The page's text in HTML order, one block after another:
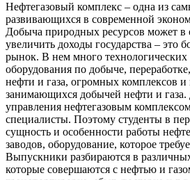
Нефтегазовый комплекс – одна из
развивающихся в современной
Добыча природных ресурсов может в
увеличить доходы государства – это
рынок. В нем много технологических
оборудования по добыче,
нефти и газа, огромных комплексов и
занимающихся добычей нефти и газа.
управления нефтегазовым
специалисты. Поэтому студенты в
сущность и особенности работы
заводов, оборудование, которое
Выпускники разбираются в
которые совершаются с нефтью и